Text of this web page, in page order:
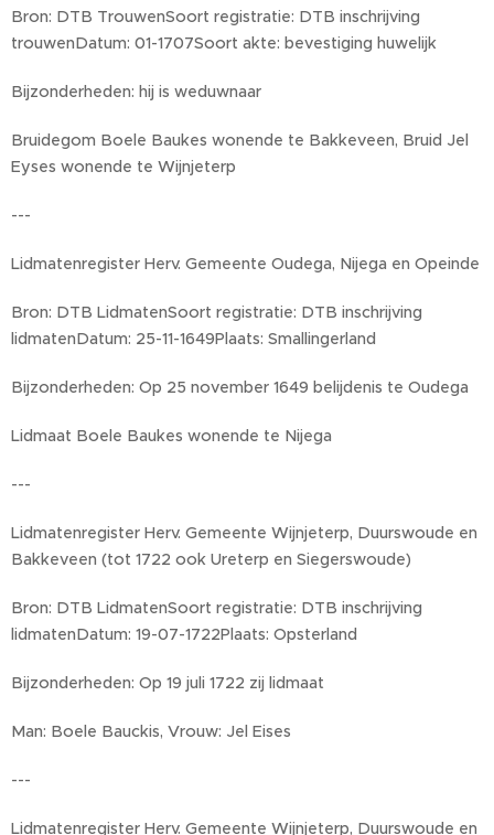
Bron: DTB TrouwenSoort registratie: DTB inschrijving
trouwenDatum: 01-1707Soort akte: bevestiging huwelijk
Bijzonderheden: hij is weduwnaar
Bruidegom Boele Baukes wonende te Bakkeveen, Bruid Jel
Eyses wonende te Wijnjeterp
---
Lidmatenregister Herv. Gemeente Oudega, Nijega en Opeinde
Bron: DTB LidmatenSoort registratie: DTB inschrijving
lidmatenDatum: 25-11-1649Plaats: Smallingerland
Bijzonderheden: Op 25 november 1649 belijdenis te Oudega
Lidmaat Boele Baukes wonende te Nijega
---
Lidmatenregister Herv. Gemeente Wijnjeterp, Duurswoude en
Bakkeveen (tot 1722 ook Ureterp en Siegerswoude)
Bron: DTB LidmatenSoort registratie: DTB inschrijving
lidmatenDatum: 19-07-1722Plaats: Opsterland
Bijzonderheden: Op 19 juli 1722 zij lidmaat
Man: Boele Bauckis, Vrouw: Jel Eises
---
Lidmatenregister Herv. Gemeente Wijnjeterp, Duurswoude en